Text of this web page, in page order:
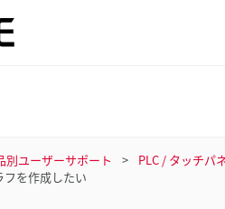
別ユーザーサポート
PLC / タッチパ
フを作成したい